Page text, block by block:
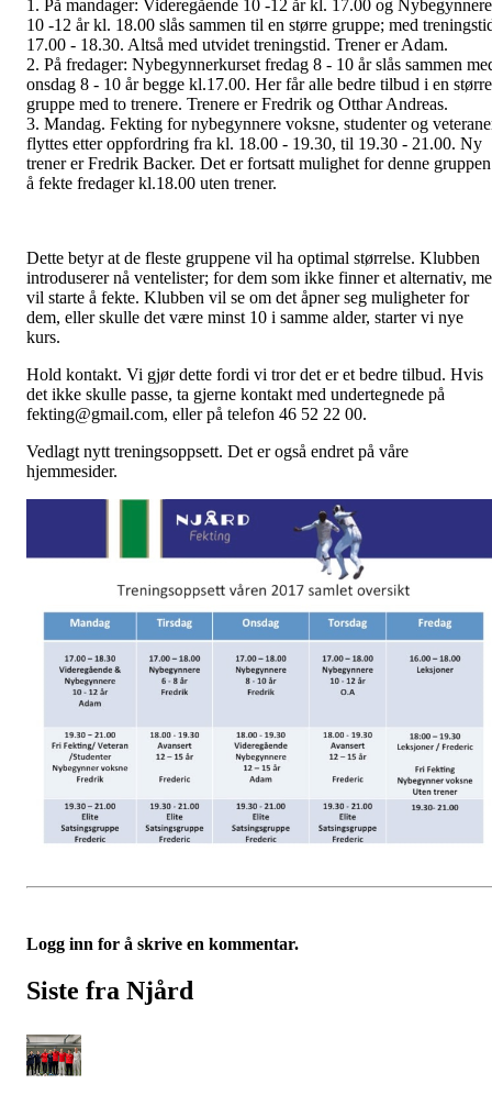
1. På mandager: Videregående 10 -12 år kl. 17.00 og Nybegynnere
10 -12 år kl. 18.00 slås sammen til en større gruppe; med
17.00 - 18.30. Altså med utvidet treningstid. Trener er Adam.
2. På fredager: Nybegynnerkurset fredag 8 - 10 år slås sammen
onsdag 8 - 10 år begge kl.17.00. Her får alle bedre tilbud i en større
gruppe med to trenere. Trenere er Fredrik og Otthar Andreas.
3. Mandag. Fekting for nybegynnere voksne, studenter og
flyttes etter oppfordring fra kl. 18.00 - 19.30, til 19.30 - 21.00. Ny
trener er Fredrik Backer. Det er fortsatt mulighet for denne gruppen
å fekte fredager kl.18.00 uten trener.
Dette betyr at de fleste gruppene vil ha optimal størrelse. Klubben
introduserer nå ventelister; for dem som ikke finner et alternativ,
vil starte å fekte. Klubben vil se om det åpner seg muligheter for
dem, eller skulle det være minst 10 i samme alder, starter vi nye
kurs.
Hold kontakt. Vi gjør dette fordi vi tror det er et bedre tilbud. Hvis
det ikke skulle passe, ta gjerne kontakt med undertegnede på
fekting@gmail.com, eller på telefon 46 52 22 00.
Vedlagt nytt treningsoppsett. Det er også endret på våre
hjemmesider.
Logg inn for å skrive en kommentar.
Siste fra Njård